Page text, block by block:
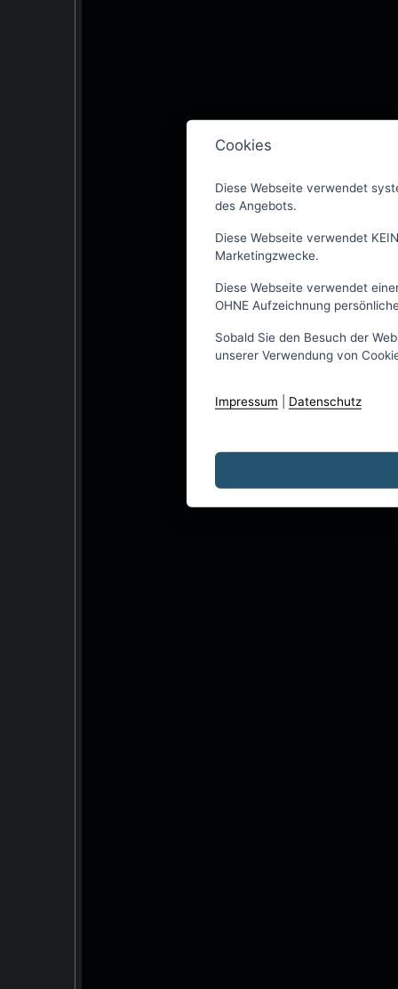
Cookies
Diese Webseite verwendet
des Angebots.
Diese Webseite verwendet
Marketingzwecke.
Diese Webseite verwendet
OHNE Aufzeichnung
Sobald Sie den Besuch der
unserer Verwendung von
Impressum Datenschutz